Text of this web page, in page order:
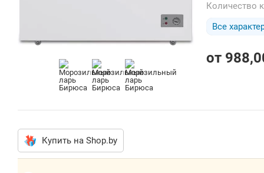
Количество
Все
от
Купить на Shop.by